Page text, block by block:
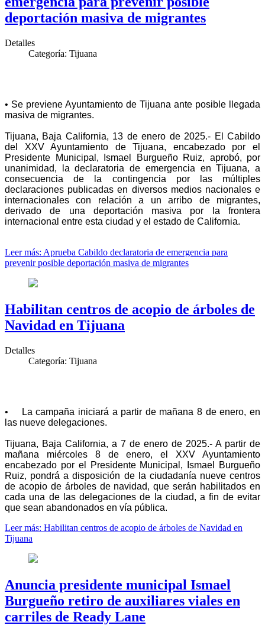
deportación masiva de migrantes
Detalles
Categoría: Tijuana
• Se previene Ayuntamiento de Tijuana ante posible llegada
masiva de migrantes.
Tijuana, Baja California, 13 de enero de 2025.- El Cabildo
del XXV Ayuntamiento de Tijuana, encabezado por el
Presidente Municipal, Ismael Burgueño Ruiz, aprobó, por
unanimidad, la declaratoria de emergencia en Tijuana, a
consecuencia de la contingencia por las múltiples
declaraciones publicadas en diversos medios nacionales e
internacionales con relación a un arribo de migrantes,
derivado de una deportación masiva por la frontera
internacional entre esta ciudad y el estado de California.
Leer más: Aprueba Cabildo declaratoria de emergencia para
prevenir posible deportación masiva de migrantes
Habilitan centros de acopio de árboles de
Navidad en Tijuana
Detalles
Categoría: Tijuana
• La campaña iniciará a partir de mañana 8 de enero, en
las nueve delegaciones.
Tijuana, Baja California, a 7 de enero de 2025.- A partir de
mañana miércoles 8 de enero, el XXV Ayuntamiento
encabezado por el Presidente Municipal, Ismael Burgueño
Ruiz, pondrá a disposición de la ciudadanía nueve centros
de acopio de árboles de navidad, que serán habilitados en
cada una de las delegaciones de la ciudad, a fin de evitar
que sean abandonados en vía pública.
Leer más: Habilitan centros de acopio de árboles de Navidad en
Tijuana
Anuncia presidente municipal Ismael
Burgueño retiro de auxiliares viales en
carriles de Ready Lane